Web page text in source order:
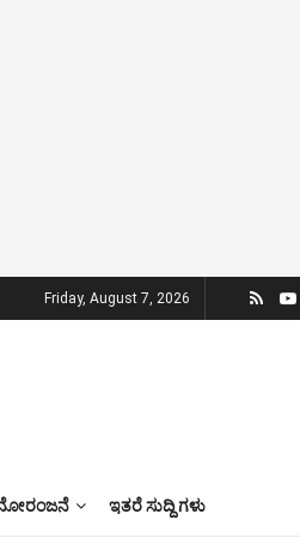
Friday, August 7, 2026
ಇತರೆ ಸುದ್ದಿ ಗಳು